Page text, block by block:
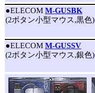
●ELECOM M-GUSBK
(2ボタン小型マウス,黒色)
●ELECOM M-GUSSV
(2ボタン小型マウス,銀色)